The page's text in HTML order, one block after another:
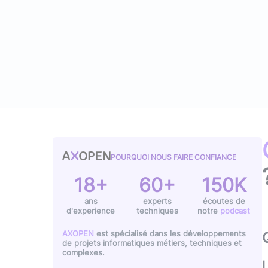
POURQUOI NOUS FAIRE CONFIANCE
18+
ans
d'experience
60+
experts
techniques
150K
écoutes de
notre podcast
AXOPEN est spécialisé dans les développements
de projets informatiques métiers, techniques et
complexes.